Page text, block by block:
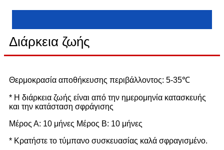
Διάρκεια ζωής
Θερμοκρασία αποθήκευσης περιβάλλοντος: 5-35℃
* Η διάρκεια ζωής είναι από την ημερομηνία κατασκευής
και την κατάσταση σφράγισης
Μέρος Α: 10 μήνες Μέρος Β: 10 μήνες
* Κρατήστε το τύμπανο συσκευασίας καλά σφραγισμένο.